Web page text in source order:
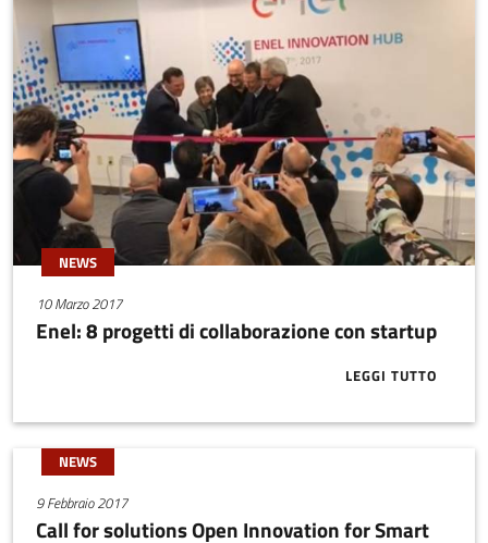
NEWS
10 Marzo 2017
Enel: 8 progetti di collaborazione con startup
LEGGI TUTTO
ABOUT
NEWS
9 Febbraio 2017
Call for solutions Open Innovation for Smart